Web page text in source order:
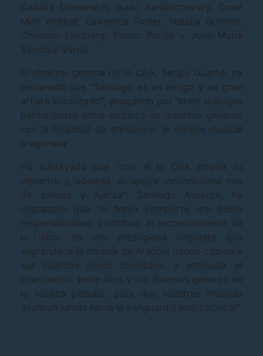
Caballé Domenech, Isaac Karabtchevsky, Omer
Meir Wellber, Lawrence Foster, Natalia Gutman,
Christian Lindberg, Pacho Flores y José María
Sánchez-Verdú.
El director general de la ORA, Sergio Guarné, ha
declarado que "Santiago es un amigo y un gran
artista autorizado", abogando por "crear diálogos
permanentes entre músicos de distintos géneros
con la finalidad de enriquecer la escena musical
aragonesa".
Ha subrayado que "con él la ORA amplía su
espectro y, además, su apoyo incondicional nos
da solidez y fuerza". Santiago Auserón, ha
destacado que "el honor comporta una doble
responsabilidad: contribuir al reconocimiento de
la labor de una prestigiosa orquesta que
engrandece la música de Aragón, dando cabida a
sus talentos mejor formados, y estimular el
intercambio entre ellos y los diversos géneros de
la música popular, para que nuestras músicas
avancen juntas hacia la vanguardia internacional".